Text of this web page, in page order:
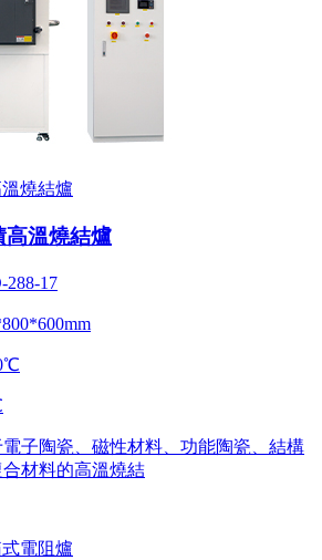
燒結爐
溫燒結爐
288-17
子陶瓷、磁性材料、功能陶瓷、結構
材料的高溫燒結
電阻爐